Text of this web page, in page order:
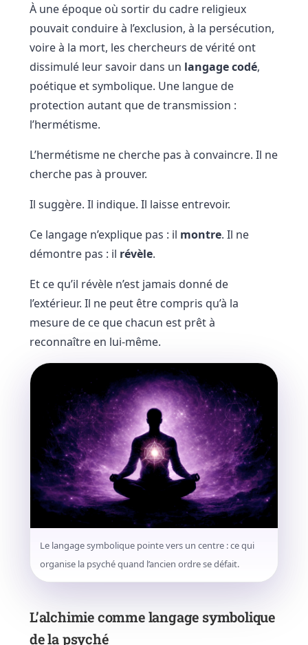
À une époque où sortir du cadre religieux
pouvait conduire à l’exclusion, à la persécution,
voire à la mort, les chercheurs de vérité ont
dissimulé leur savoir dans un langage codé,
poétique et symbolique. Une langue de
protection autant que de transmission :
l’hermétisme.
L’hermétisme ne cherche pas à convaincre. Il ne
cherche pas à prouver.
Il suggère. Il indique. Il laisse entrevoir.
Ce langage n’explique pas : il montre. Il ne
démontre pas : il révèle.
Et ce qu’il révèle n’est jamais donné de
l’extérieur. Il ne peut être compris qu’à la
mesure de ce que chacun est prêt à
reconnaître en lui-même.
Le langage symbolique pointe vers un centre : ce qui
organise la psyché quand l’ancien ordre se défait.
L’alchimie comme langage symbolique
de la psyché